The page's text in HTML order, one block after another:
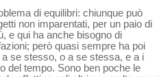
di equi­libri: chiunque può
non imparentati, per un paio di
e qui ha anche bisogno di
però quasi sempre ha poi
a se stesso, o a se stessa, e a i
del tempo. Sono ben poche le